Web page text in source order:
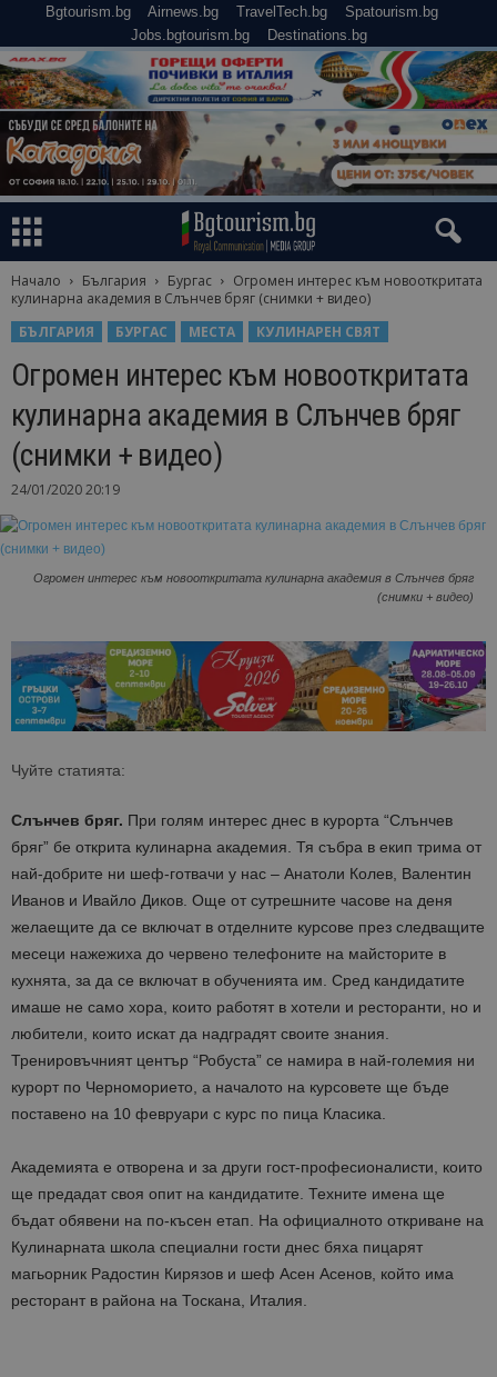
Bgtourism.bg Airnews.bg TravelTech.bg
Spatourism.bg
Jobs.bgtourism.bg
Destinations.bg
Начало България Бургас
Огромен интерес към новооткритата
кулинарна академия в Слънчев бряг (снимки + видео)
БЪЛГАРИЯ
БУРГАС МЕСТА КУЛИНАРЕН СВЯТ
Огромен интерес към новооткритата
кулинарна академия в Слънчев бряг
(снимки + видео)
24/01/2020 20:19
Огромен интерес към новооткритата кулинарна академия в Слънчев бряг
(снимки + видео)
Чуйте статията:
Слънчев бряг. При голям интерес днес в курорта “Слънчев
бряг” бе открита кулинарна академия. Тя събра в екип трима от
най-добрите ни шеф-готвачи у нас – Анатоли Колев, Валентин
Иванов и Ивайло Диков. Още от сутрешните часове на деня
желаещите да се включат в отделните курсове през следващите
месеци нажежиха до червено телефоните на майсторите в
кухнята, за да се включат в обученията им. Сред кандидатите
имаше не само хора, които работят в хотели и ресторанти, но и
любители, които искат да надградят своите знания.
Тренировъчният център “Робуста” се намира в най-големия ни
курорт по Черноморието, а началото на курсовете ще бъде
поставено на 10 февруари с курс по пица Класика.
Академията е отворена и за други гост-професионалисти, които
ще предадат своя опит на кандидатите. Техните имена ще
бъдат обявени на по-късен етап. На официалното откриване на
Кулинарната школа специални гости днес бяха пицарят
магьорник Радостин Кирязов и шеф Асен Асенов, който има
ресторант в района на Тоскана, Италия.